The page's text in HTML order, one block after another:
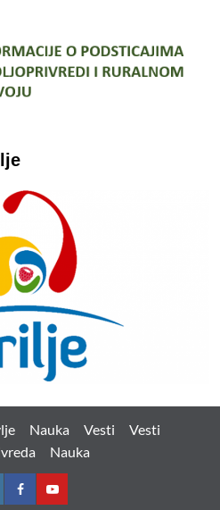
Nauka Vesti
Vesti
Nauka
FacebookYoutube